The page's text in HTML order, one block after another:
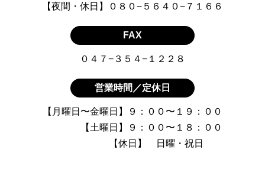
【夜間・休日】０８０−５６４０−７１６６
FAX
０４７−３５４−１２２８
営業時間／定休日
【月曜日〜金曜日】９：００〜１９：００
【土曜日】９：００〜１８：００
【休日】 日曜・祝日